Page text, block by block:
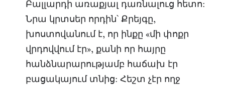
Բալլարդի առաքյալ դառնալուց հետո:
Նրա կրտսեր որդին՝ Քրեյգը,
խոստովանում է, որ ինքը «մի փոքր
վրդովվում էր», քանի որ հայրը
հանձնարարությամբ հաճախ էր
բացակայում տնից: Հեշտ չէր ողջ